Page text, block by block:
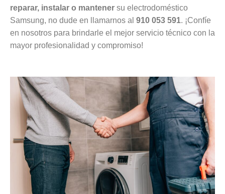
reparar, instalar o mantener su electrodoméstico
Samsung, no dude en llamarnos al 910 053 591. ¡Confíe
en nosotros para brindarle el mejor servicio técnico con la
mayor profesionalidad y compromiso!